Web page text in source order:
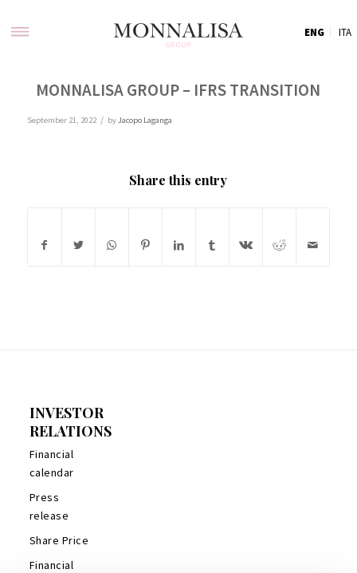
ENG ITA
MONNALISA GROUP – IFRS TRANSITION
September 21, 2022 / byJacopo Laganga
Share this entry
INVESTOR
RELATIONS
Financial
calendar
Press
release
Share Price
Financial